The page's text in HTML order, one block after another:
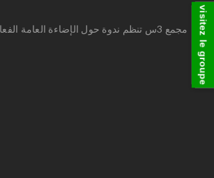
مجمع 3س تنظم ندوة حول الإضاءة العامة
visitez le groupe